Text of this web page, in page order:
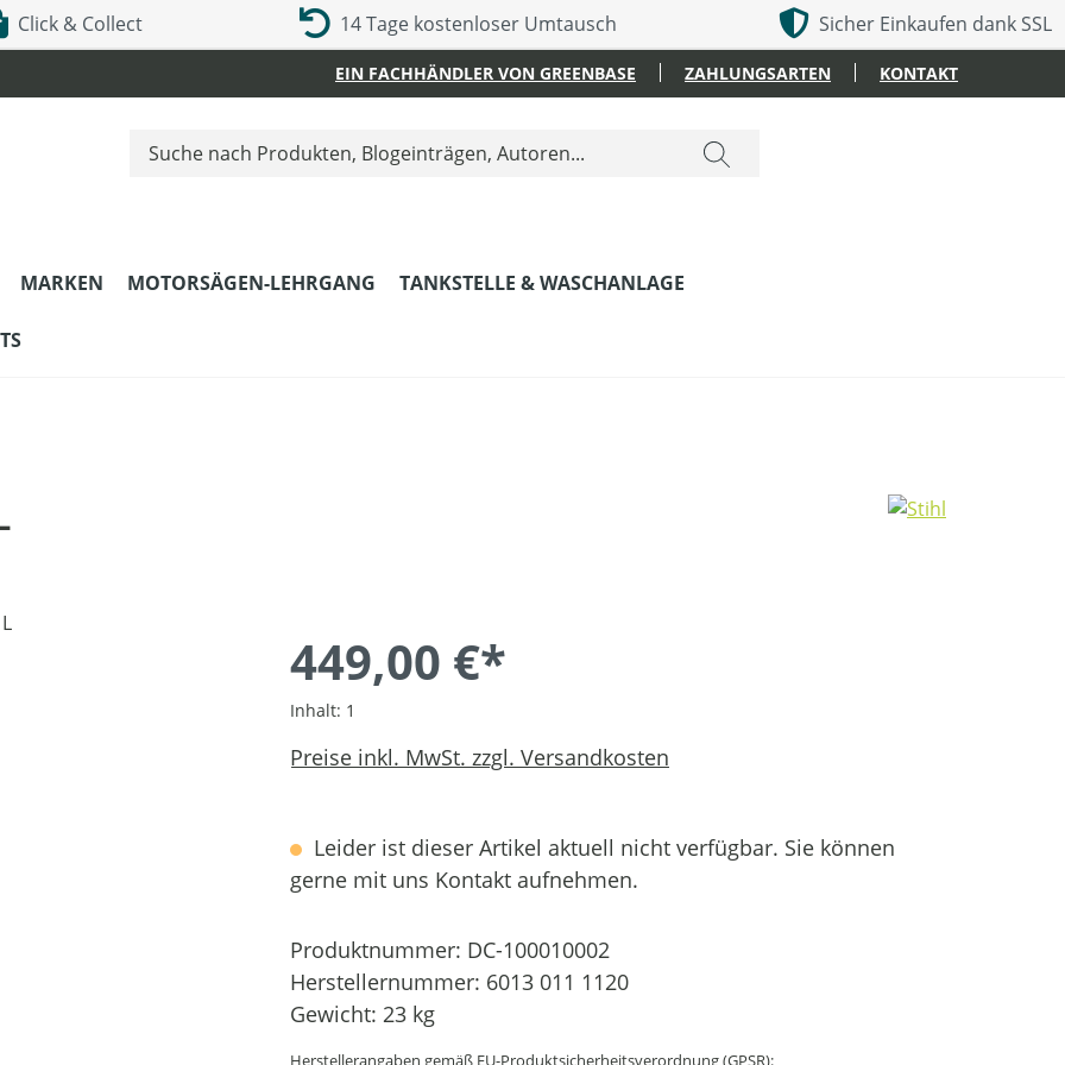
Click & Collect 14 Tage kostenloser Umtausch Sicher Einkaufen dank SSL
EIN FACHHÄNDLER VON GREENBASE ZAHLUNGSARTEN KONTAKT
MARKEN MOTORSÄGEN-LEHRGANG TANKSTELLE & WASCHANLAGE
449,00 €*
Inhalt: 1
Preise inkl. MwSt. zzgl. Versandkosten
Leider ist dieser Artikel aktuell nicht verfügbar. Sie können
gerne mit uns Kontakt aufnehmen.
Produktnummer: DC-100010002
Herstellernummer: 6013 011 1120
Gewicht: 23 kg
Herstellerangaben gemäß EU-Produktsicherheitsverordnung (GPSR):